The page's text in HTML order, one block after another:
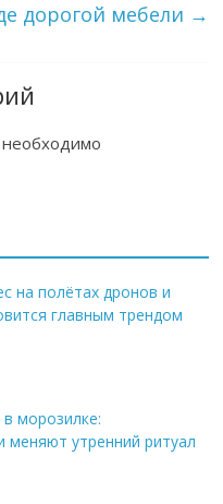
дорогой мебели →
на полётах дронов и
главным трендом
морозилке:
меняют утренний ритуал